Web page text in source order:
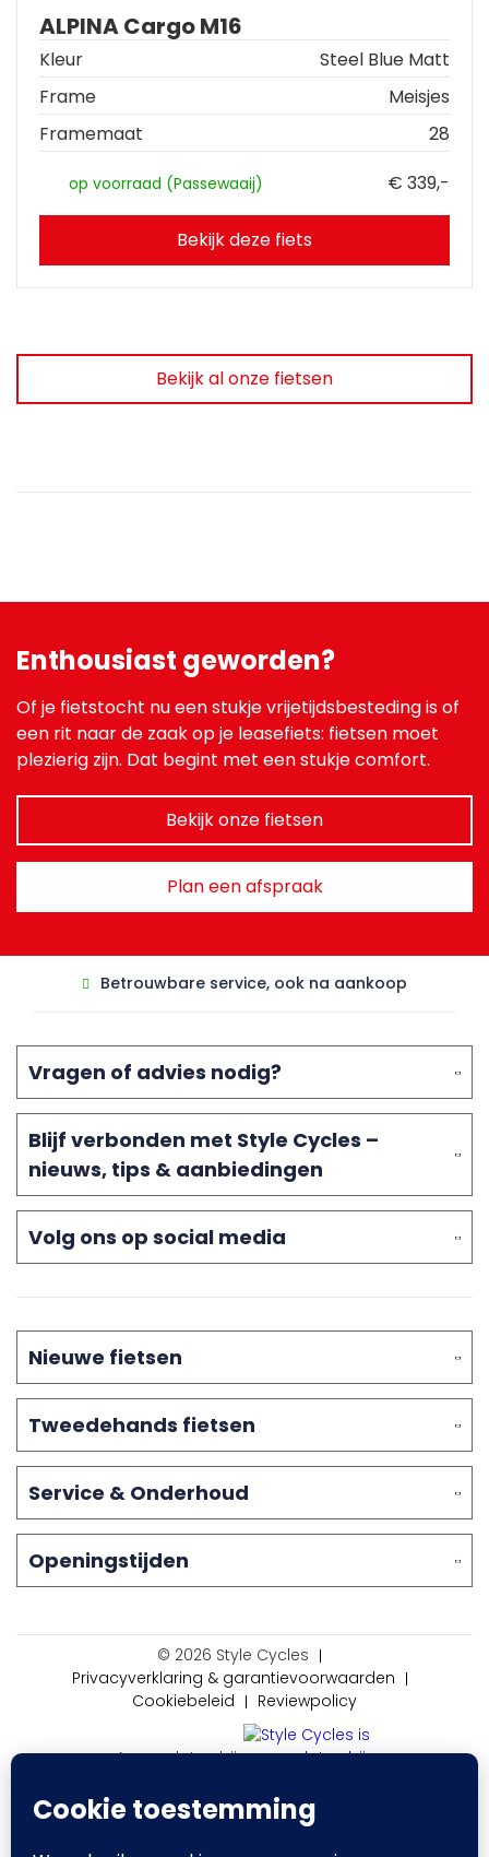
ALPINA Cargo M16
Kleur
Steel Blue Matt
Frame
Meisjes
Framemaat
28
op voorraad (Passewaaij) € 339,-
Bekijk deze fiets
Bekijk al onze fietsen
Enthousiast geworden?
Of je fietstocht nu een stukje vrijetijdsbesteding is of
een rit naar de zaak op je leasefiets: fietsen moet
plezierig zijn. Dat begint met een stukje comfort.
Bekijk onze fietsen
Plan een afspraak
Betrouwbare service, ook na aankoop
Vragen of advies nodig?
Blijf verbonden met Style Cycles –
nieuws, tips & aanbiedingen
Volg ons op social media
Nieuwe fietsen
Tweedehands fietsen
Service & Onderhoud
Openingstijden
© 2026 Style Cycles
Privacyverklaring & garantievoorwaarden
Cookiebeleid
Reviewpolicy
Aangesloten bij